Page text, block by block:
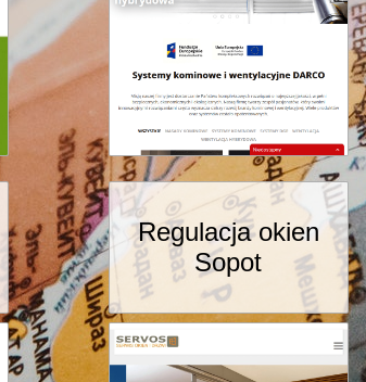
Regulacja okien
Sopot